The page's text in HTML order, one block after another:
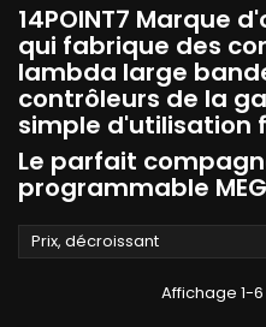
14POINT7 Marque
qui fabrique des
lambda large
contrôleurs de la
simple d'utilisation
Le parfait
programmable
Prix, décroissant
Affichage 1-